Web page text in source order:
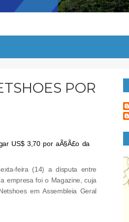
POR
feira (14) a disputa entre
empresa foi o Magazine, cuja
em Assembleia Geral